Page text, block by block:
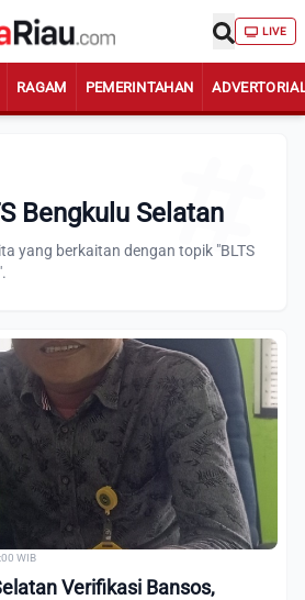
LIVE
RAGAM PEMERINTAHAN
Bengkulu Selatan
yang berkaitan dengan topik "BLTS
WIB
Verifikasi Bansos,